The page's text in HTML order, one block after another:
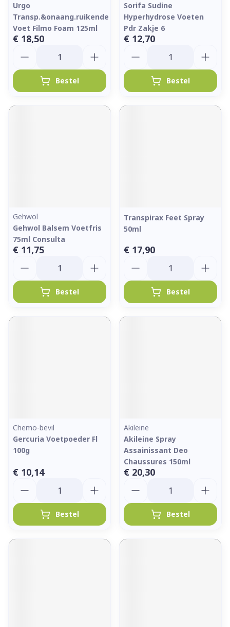
Urgo
Transp.&onaang.ruikende
Voet Filmo Foam 125ml
€ 18,50
Bestel
Sorifa Sudine
Hyperhydrose Voeten
Pdr Zakje 6
€ 12,70
Bestel
Gehwol
Gehwol Balsem Voetfris
75ml Consulta
€ 11,75
Bestel
Transpirax Feet Spray
50ml
€ 17,90
Bestel
Chemo-bevil
Gercuria Voetpoeder Fl
100g
€ 10,14
Bestel
Akileine
Akileine Spray
Assainissant Deo
Chaussures 150ml
€ 20,30
Bestel